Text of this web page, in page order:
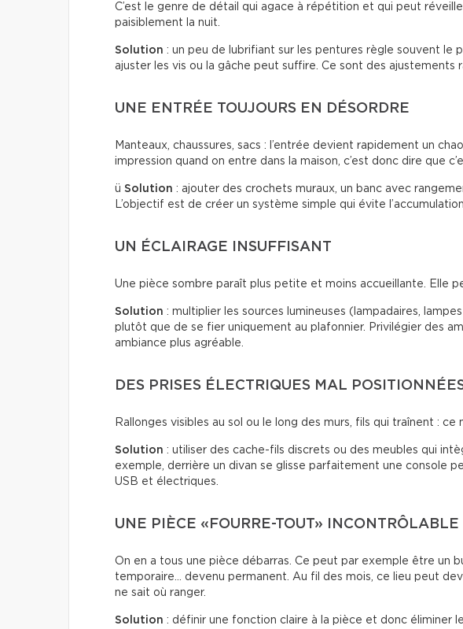
C’est le genre de détail qui agace à répétition et qui peut
paisiblement la nuit.
Solution : un peu de lubrifiant sur les pentures règle souvent le
ajuster les vis ou la gâche peut suffire. Ce sont des ajustements
UNE ENTRÉE TOUJOURS EN DÉSORDRE
Manteaux, chaussures, sacs : l’entrée devient rapidement un
impression quand on entre dans la maison, c’est donc dire que
ü Solution : ajouter des crochets muraux, un banc avec
L’objectif est de créer un système simple qui évite l’accumulation
UN ÉCLAIRAGE INSUFFISANT
Une pièce sombre paraît plus petite et moins accueillante. Elle
Solution : multiplier les sources lumineuses (lampadaires,
plutôt que de se fier uniquement au plafonnier. Privilégier des
ambiance plus agréable.
DES PRISES ÉLECTRIQUES MAL
Rallonges visibles au sol ou le long des murs, fils qui traînent : ce
Solution : utiliser des cache-fils discrets ou des meubles qui
exemple, derrière un divan se glisse parfaitement une console
USB et électriques.
UNE PIÈCE «FOURRE-TOUT» INCONTRÔLABLE
On en a tous une pièce débarras. Ce peut par exemple être un
temporaire… devenu permanent. Au fil des mois, ce lieu peut
ne sait où ranger.
Solution : définir une fonction claire à la pièce et donc éliminer